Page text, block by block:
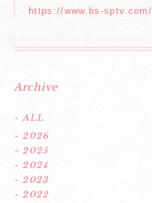
https://www.bs-
Archive
- ALL
- 2026
- 2025
- 2024
- 2023
- 2022